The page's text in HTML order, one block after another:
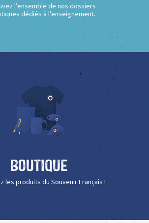
l’ensemble de nos dossiers
dédiés à l’enseignement.
Boutique
les produits du Souvenir Français !